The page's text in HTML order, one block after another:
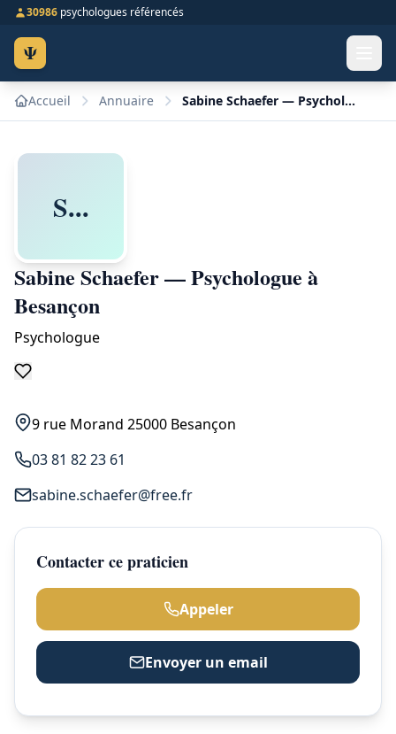
30986 psychologues référencés
Ψ
Accueil Annuaire Sabine Schaefer — Psychologue à Besançon
S...
Sabine Schaefer — Psychologue à
Besançon
Psychologue
9 rue Morand 25000 Besançon
03 81 82 23 61
sabine.schaefer@free.fr
Contacter ce praticien
Appeler
Envoyer un email